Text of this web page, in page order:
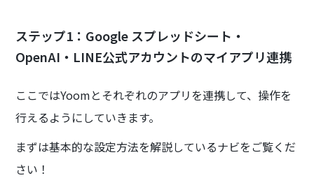
ステップ1：Google スプレッドシート・
OpenAI・LINE公式アカウントのマイアプリ連携
ここではYoomとそれぞれのアプリを連携して、操作を
行えるようにしていきます。
まずは基本的な設定方法を解説しているナビをご覧くだ
さい！